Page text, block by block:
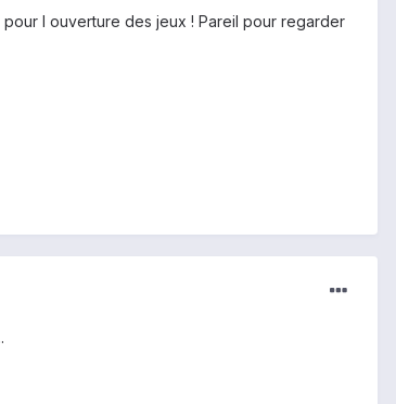
l ouverture des jeux ! Pareil pour regarder